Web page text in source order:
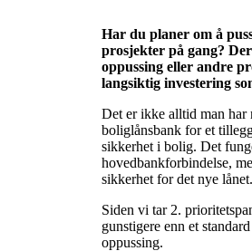
Har du planer om å
prosjekter på gang?
oppussing eller andre
langsiktig investering
Det er ikke alltid man har
boliglånsbank for et
sikkerhet i bolig. Det
hovedbankforbindelse,
sikkerhet for det nye lånet.
Siden vi tar 2.
gunstigere enn et
oppussing.